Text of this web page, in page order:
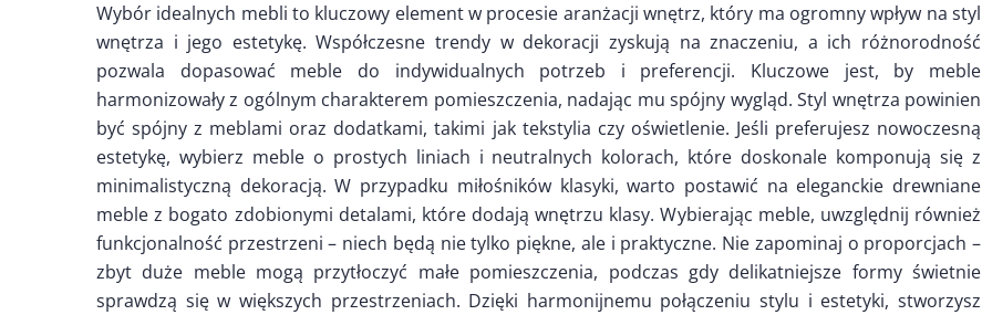
Wybór idealnych mebli to kluczowy element w procesie aranżacji wnętrz, który ma ogromny wpływ na styl
wnętrza i jego estetykę. Współczesne trendy w dekoracji zyskują na znaczeniu, a ich różnorodność
pozwala dopasować meble do indywidualnych potrzeb i preferencji. Kluczowe jest, by meble
harmonizowały z ogólnym charakterem pomieszczenia, nadając mu spójny wygląd. Styl wnętrza powinien
być spójny z meblami oraz dodatkami, takimi jak tekstylia czy oświetlenie. Jeśli preferujesz nowoczesną
estetykę, wybierz meble o prostych liniach i neutralnych kolorach, które doskonale komponują się z
minimalistyczną dekoracją. W przypadku miłośników klasyki, warto postawić na eleganckie drewniane
meble z bogato zdobionymi detalami, które dodają wnętrzu klasy. Wybierając meble, uwzględnij również
funkcjonalność przestrzeni – niech będą nie tylko piękne, ale i praktyczne. Nie zapominaj o proporcjach –
zbyt duże meble mogą przytłoczyć małe pomieszczenia, podczas gdy delikatniejsze formy świetnie
sprawdzą się w większych przestrzeniach. Dzięki harmonijnemu połączeniu stylu i estetyki, stworzysz